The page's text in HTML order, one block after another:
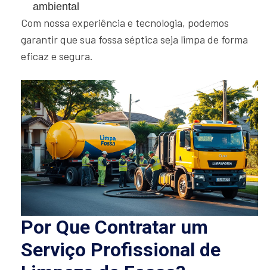
ambiental
Com nossa experiência e tecnologia, podemos
garantir que sua fossa séptica seja limpa de forma
eficaz e segura.
Por Que Contratar um
Serviço Profissional de